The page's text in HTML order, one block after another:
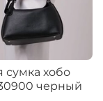
сумка хобо
черный